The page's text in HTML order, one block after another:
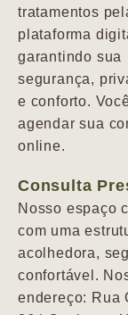
tratamentos
plataforma
garantindo sua
segurança,
e conforto.
agendar sua
online.
Consulta
Nosso espaço
com uma
acolhedora,
confortável.
endereço: Rua